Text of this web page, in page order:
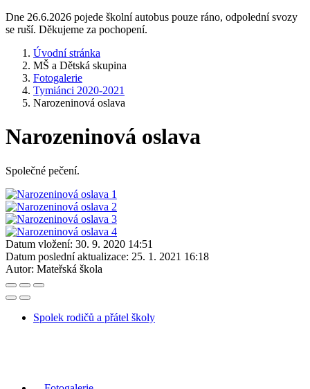
Dne 26.6.2026 pojede školní autobus pouze ráno, odpolední svozy
se ruší. Děkujeme za pochopení.
Úvodní stránka
MŠ a Dětská skupina
Fotogalerie
Tymiánci 2020-2021
Narozeninová oslava
Narozeninová oslava
Společné pečení.
Datum vložení: 30. 9. 2020 14:51
Datum poslední aktualizace: 25. 1. 2021 16:18
Autor: Mateřská škola
Spolek rodičů a přátel školy